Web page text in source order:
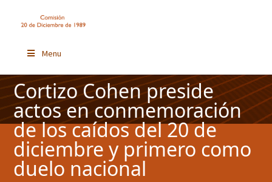
Menu
Cortizo Cohen preside
actos en conmemoración
de los caídos del 20 de
diciembre y primero como
duelo nacional